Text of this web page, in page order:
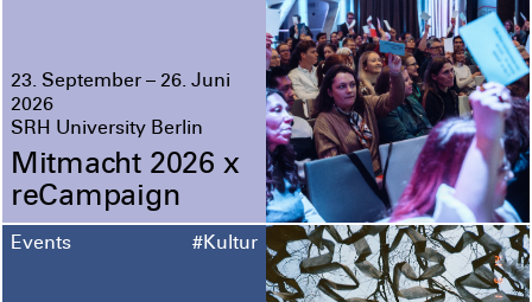
23. September – 26. Juni
2026
SRH University Berlin
Mitmacht 2026 x
reCampaign
Events #Kultur